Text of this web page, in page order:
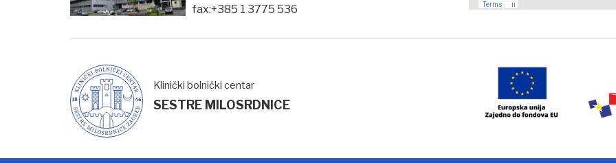
fax:+385 1 3775 536
Klinički bolnički centar
SESTRE MILOSRDNICE